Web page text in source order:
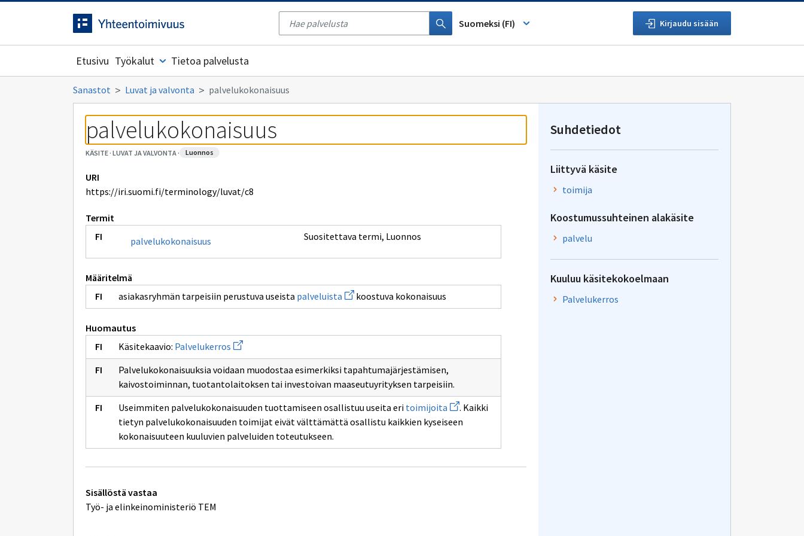
Siirrytty
Tyhjennä
haku
Suomeksi (FI) Kirjaudu sisään
Etusivu Työkalut Tietoa palvelusta
Sanastot Luvat ja valvonta palvelukokonaisuus
palvelukokonaisuus
KÄSITE· LUVAT JA VALVONTA· luonnos
URI
https://iri.suomi.fi/terminology/luvat/c8
Termit
palvelukokonaisuus
Suositettava termi, Luonnos
Määritelmä
asiakasryhmän tarpeisiin perustuva useista palveluista Avaa
uuden
ikkunan
koostuva kokonaisuus
Huomautus
Käsitekaavio: Palvelukerros Avaa
uuden
ikkunan
sivulle
Palvelukerros
Palvelukokonaisuuksia voidaan muodostaa esimerkiksi tapahtumajärjestämisen,
kaivostoiminnan, tuotantolaitoksen tai investoivan maaseutuyrityksen tarpeisiin.
Useimmiten palvelukokonaisuuden tuottamiseen osallistuu useita eri toimijoita Avaa
uuden
ikkunan
. Kaikki
tietyn palvelukokonaisuuden toimijat eivät välttämättä osallistu kaikkien kyseiseen
kokonaisuuteen kuuluvien palveluiden toteutukseen.
Tekniset
lisätiedot
Sisällöstä vastaa
Työ- ja elinkeinoministeriö TEM
Suhdetiedot
Liittyvä käsite
toimija
Koostumussuhteinen alakäsite
palvelu
Kuuluu käsitekokoelmaan
Palvelukerros